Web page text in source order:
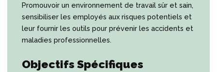
Promouvoir un environnement de travail sûr et sain,
sensibiliser les employés aux risques potentiels et
leur fournir les outils pour prévenir les accidents et
maladies professionnelles.
Objectifs Spécifiques